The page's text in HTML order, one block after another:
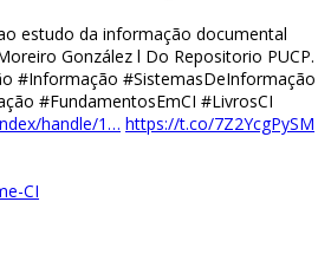
estudo da informação documental
González l Do Repositorio PUCP.
#Informação #SistemasDeInformação
#FundamentosEmCI #LivrosCI
handle/1… https://t.co/7Z2YcgPySM
CI